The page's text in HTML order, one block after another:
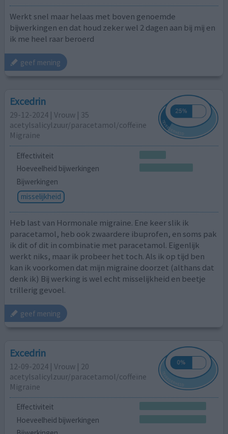
Werkt snel maar helaas met boven genoemde
bijwerkingen en dat houd zeker wel 2 dagen aan bij mij en
ik me heel raar beroerd
geef mening
Excedrin
29-12-2024 | Vrouw | 35
acetylsalicylzuur/paracetamol/coffeïne
Migraine
Effectiviteit
Hoeveelheid bijwerkingen
Bijwerkingen
misselijkheid
Heb last van Hormonale migraine. Ene keer slik ik
paracetamol, heb ook zwaardere ibuprofen, en soms pak
ik dit of dit in combinatie met paracetamol. Eigenlijk
werkt niks, maar ik probeer het toch. Als ik op tijd ben
kan ik voorkomen dat mijn migraine doorzet (althans dat
denk ik) Bij werking is wel echt misselijkheid en beetje
trillerig gevoel.
geef mening
Excedrin
12-09-2024 | Vrouw | 20
acetylsalicylzuur/paracetamol/coffeïne
Migraine
Effectiviteit
Hoeveelheid bijwerkingen